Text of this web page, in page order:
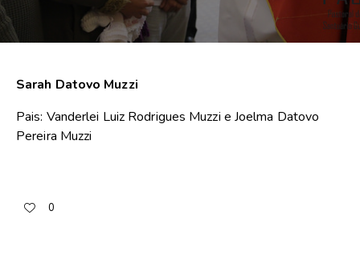
Sarah Datovo Muzzi
Pais: Vanderlei Luiz Rodrigues Muzzi e Joelma Datovo
Pereira Muzzi
0